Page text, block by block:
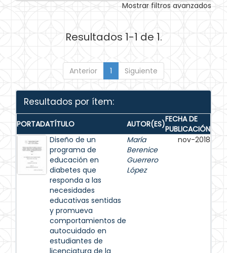
Mostrar filtros avanzados
Resultados 1-1 de 1.
Anterior 1 Siguiente
Resultados por ítem:
PORTADATÍTULO AUTOR(ES)FECHA DE
PUBLICACIÓN
Diseño de un
programa de
educación en
diabetes que
responda a las
necesidades
educativas sentidas
y promueva
comportamientos de
autocuidado en
estudiantes de
licenciatura de la
María
Berenice
Guerrero
López
nov-2018